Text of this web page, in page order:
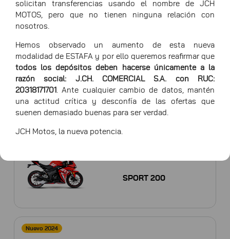
solicitan transferencias usando el nombre de JCH
MOTOS, pero que no tienen ninguna relación con
nosotros.
Hemos observado un aumento de esta nueva
modalidad de ESTAFA y por ello queremos reafirmar que
todos los depósitos deben hacerse únicamente a la
razón social: J.CH. COMERCIAL S.A. con RUC:
20318171701
. Ante cualquier cambio de datos, mantén
una actitud crítica y desconfía de las ofertas que
suenen demasiado buenas para ser verdad.
JCH Motos, la nueva potencia.
Premium
RZ8B-JCH250
SPORT 200
Nuevo 2024